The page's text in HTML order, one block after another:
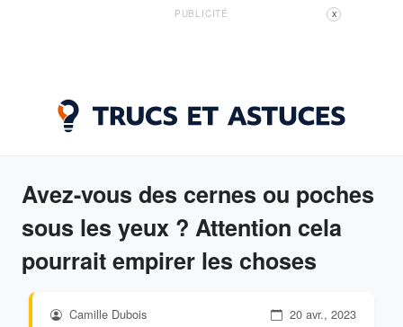
PUBLICITÉ X
Avez-vous des cernes ou poches
sous les yeux ? Attention cela
pourrait empirer les choses
Camille Dubois 20 avr., 2023